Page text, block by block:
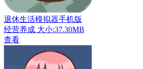
退休生活模拟器手机版
经营养成 大小:37.30MB
查看